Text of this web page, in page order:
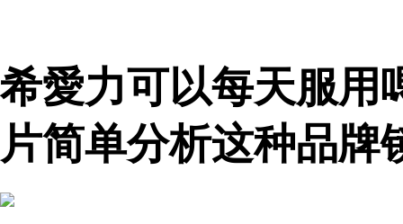
希愛力可以每天服用
片简单分析这种品牌